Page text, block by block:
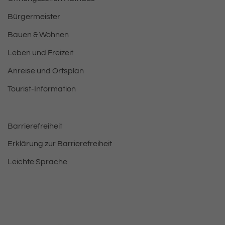
Bürgermeister
Bauen & Wohnen
Leben und Freizeit
Anreise und Ortsplan
Tourist-Information
Barrierefreiheit
Erklärung zur Barrierefreiheit
Leichte Sprache